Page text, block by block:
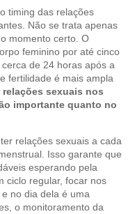
timing das relações
Não se trata apenas
momento certo. O
feminino por até cinco
de 24 horas após a
fertilidade é mais ampla
relações sexuais nos
importante quanto no
relações sexuais a cada
Isso garante que
esperando pela
ciclo regular, focar nos
no dia dela é uma
o monitoramento da